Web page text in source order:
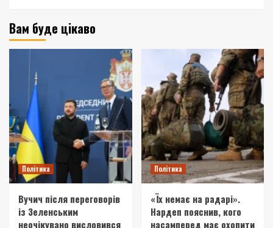
Вам буде цікаво
Політика
Вучич після переговорів
із Зеленським
неочікувано висловився
Політика
«Їх немає на радарі».
Нардеп пояснив, кого
насамперед має охопити